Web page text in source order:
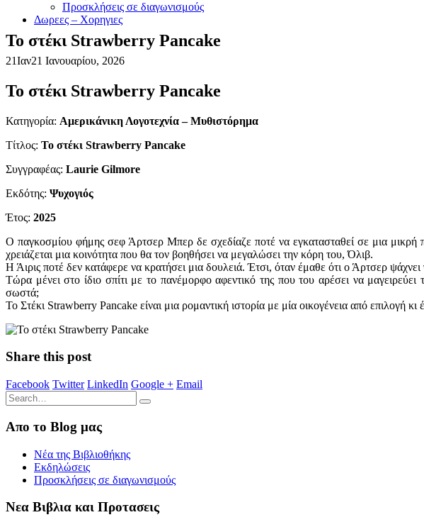
Προσκλήσεις σε διαγωνισμούς
Δωρεες – Χορηγιες
Το στέκι Strawberry Pancake
21Ιαν21 Ιανουαρίου, 2026
Το στέκι Strawberry Pancake
Κατηγορία: Αμερικάνικη Λογοτεχνία – Μυθιστόρημα
Τίτλος: Το στέκι Strawberry Pancake
Συγγραφέας: Laurie Gilmore
Εκδότης: Ψυχογιός
Έτος: 2025
Ο παγκοσμίου φήμης σεφ Άρτσερ Μπερ δε σχεδίαζε ποτέ να εγκατασταθεί σε μια μικρή
χρειάζεται μια κοινότητα που θα τον βοηθήσει να μεγαλώσει την κόρη του, Όλιβ.
Η Άιρις ποτέ δεν κατάφερε να κρατήσει μια δουλειά. Έτσι, όταν έμαθε ότι ο Άρτσερ
Τώρα μένει στο ίδιο σπίτι με το πανέμορφο αφεντικό της που του αρέσει να
σωστά;
Το Στέκι Strawberry Pancake είναι μια ρομαντική ιστορία με μία οικογένεια από επιλογή κι
Share this post
Facebook Twitter LinkedIn Google + Email
Απο το Blog μας
Νέα της Βιβλιοθήκης
Εκδηλώσεις
Προσκλήσεις σε διαγωνισμούς
Νεα Βιβλια και Προτασεις